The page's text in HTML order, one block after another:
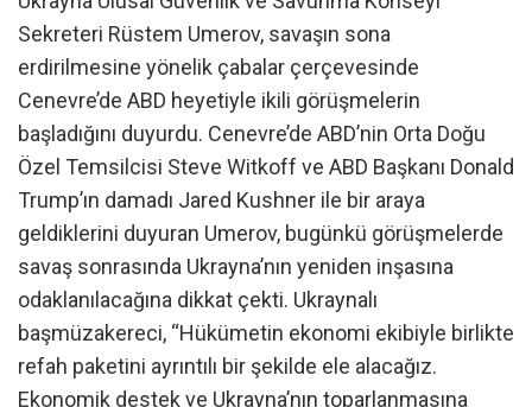
Sekreteri Rüstem Umerov, savaşın sona
erdirilmesine yönelik çabalar çerçevesinde
Cenevre’de ABD heyetiyle ikili görüşmelerin
başladığını duyurdu. Cenevre’de ABD’nin Orta Doğu
Özel Temsilcisi Steve Witkoff ve ABD Başkanı Donald
Trump’ın damadı Jared Kushner ile bir araya
geldiklerini duyuran Umerov, bugünkü görüşmelerde
savaş sonrasında Ukrayna’nın yeniden inşasına
odaklanılacağına dikkat çekti. Ukraynalı
başmüzakereci, “Hükümetin ekonomi ekibiyle birlikte
refah paketini ayrıntılı bir şekilde ele alacağız.
Ekonomik destek ve Ukrayna’nın toparlanmasına